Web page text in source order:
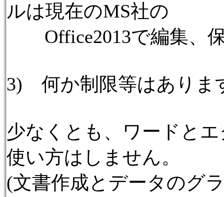
ルは現在のMS社の
Office2013で編集、
3) 何か制限等はありま
少なくとも、ワードと
使い方はしません。
(文書作成とデータのグ